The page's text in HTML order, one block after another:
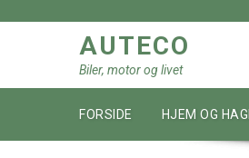
AUTECO
Biler, motor og livet
FORSIDE HJEM OG